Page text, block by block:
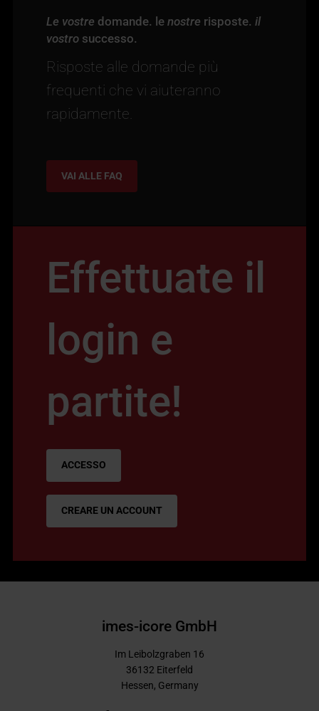
Le vostre domande. le nostre risposte. il
vostrosuccesso.
Risposte alle domande più
frequenti che vi aiuteranno
rapidamente.
VAI ALLE FAQ
Effettuate il
login e
partite!
ACCESSO
CREARE UN ACCOUNT
imes-icore GmbH
Im Leibolzgraben 16
36132 Eiterfeld
Hessen, Germany